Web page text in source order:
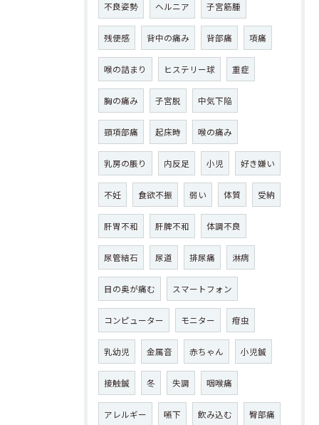
不良姿勢 ヘルニア 子宮筋腫
残便感 背中の痛み 背部痛 項痛
喉の詰まり ヒステリー球 重症
胸の痛み 子宮脱 中気下陥
頸項部痛 起床時 喉の痛み
乳房の脹り 内反足 小児 好き嫌い
不妊 食欲不振 弱い 体質 受納
肝胃不和 肝脾不和 体調不良
尿管結石 尿道 排尿痛 淋病
目の奥が痛む スマートフォン
コンピューター モニター 疳虫
乳幼児 金属音 赤ちゃん 小児鍼
接触鍼 冬 失調 咽喉痛
アレルギー 嚥下 飲み込む 臀部痛